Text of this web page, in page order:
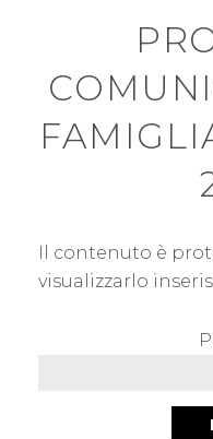
Il contenuto è
visualizzarlo